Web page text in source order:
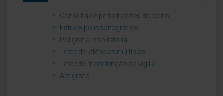
Consulta de perturbações do sono
Estudo polissonográfico
Poligrafia respiratória
Teste de latências múltiplas
Teste de manutenção da vigília
Actigrafia